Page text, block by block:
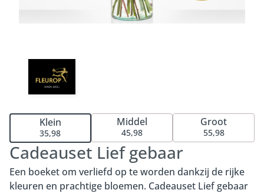
Cadeauset Lief gebaar
Een boeket om verliefd op te worden dankzij de rijke
kleuren en prachtige bloemen. Cadeauset Lief gebaar
Klein
35,98
Middel
45,98
Groot
55,98